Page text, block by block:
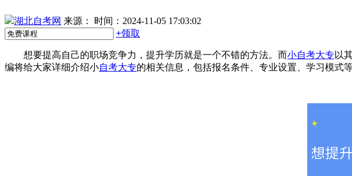
湖北自考网 来源：
时间：2024-11-05 17:03:02
+领取
想要提高自己的职场竞争力，提升学历就是一个不错的方法。而小自考大专以
编将给大家详细介绍小自考大专的相关信息，包括报名条件、专业设置、学习模式